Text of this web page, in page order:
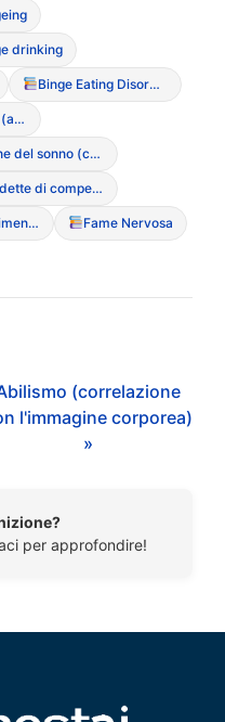
drinking
Binge Eating Disorder (Disturbo da Alimentazione Incontrollata)
Ciclo circadiano (alterazioni)
Igiene del sonno (correlazione con l’appetito)
Condette di compenso
Disturbo da Alimentazione Incontrollata (BED) Fame Nervosa
(correlazione
l'immagine corporea)
»
per approfondire!